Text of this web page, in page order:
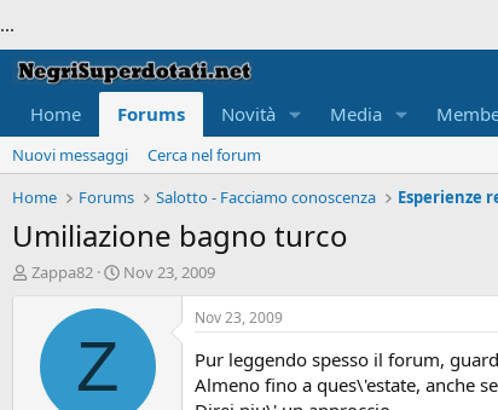
...
Home Forums Novità Media
Nuovi messaggi
Cerca nel forum
Home
Forums Salotto - Facciamo conoscenza Esperienze
Umiliazione bagno turco
T
Zappa82
S
a
Nov 23, 2009
Z
Nov 23, 2009
Pur leggendo spesso il forum,
Almeno fino a ques\'estate, anche